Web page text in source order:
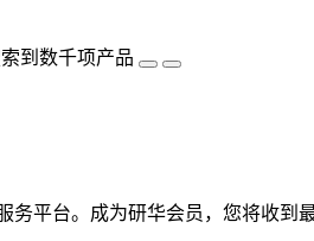
到数千项产品
务平台。成为研华会员，您将收到